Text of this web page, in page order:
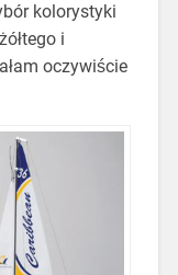
kolorystyki
i
oczywiście